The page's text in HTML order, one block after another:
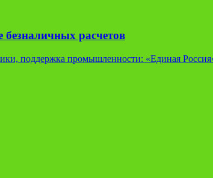
расчетов
поддержка промышленности: «Единая